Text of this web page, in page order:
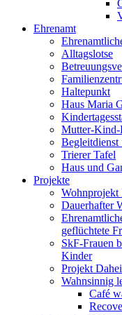
Ehrenamt
Alltagslotse
Haltepunkt
Haus Maria
Mutter-Kind-
Begleitdienst
Trierer Tafel
Haus und
Projekte
Wohnprojekt
Dauerhafter
geflüchtete
SkF-Frauen
Kinder
Projekt
Wahnsinnig
Café